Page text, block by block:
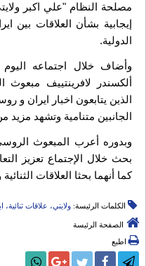
مصلحة النظام "علي اكبر
إيجابية بشأن العلاقات بين
الدولية.
ألكسندر لافرينتييف
الذين يتابعون اخبار ايران و
الجانبين متنامیة وتشهد مزید
وبدوره أعرب المبعوث
بحث خلال الإجتماع تعزيز
كما أنهما بحثا العلاقات
الكلمات الرئيسة: ولايتي، علاقات ثنائية،
الصفحة الرئيسة
اطبع